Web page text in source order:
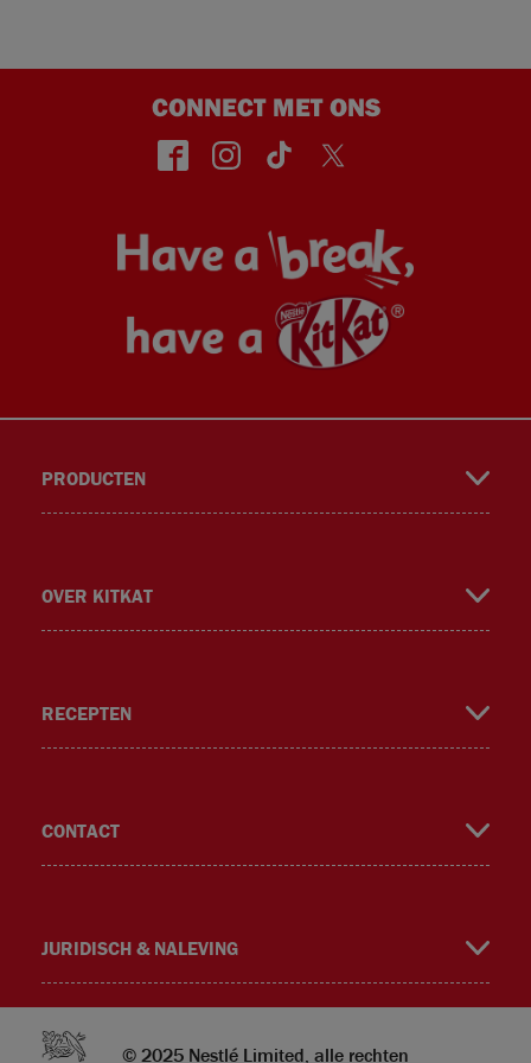
CONNECT MET ONS
face insta TikT Twitt
PRODUCTEN
OVER KITKAT
RECEPTEN
CONTACT
JURIDISCH & NALEVING
© 2025 Nestlé Limited, alle rechten